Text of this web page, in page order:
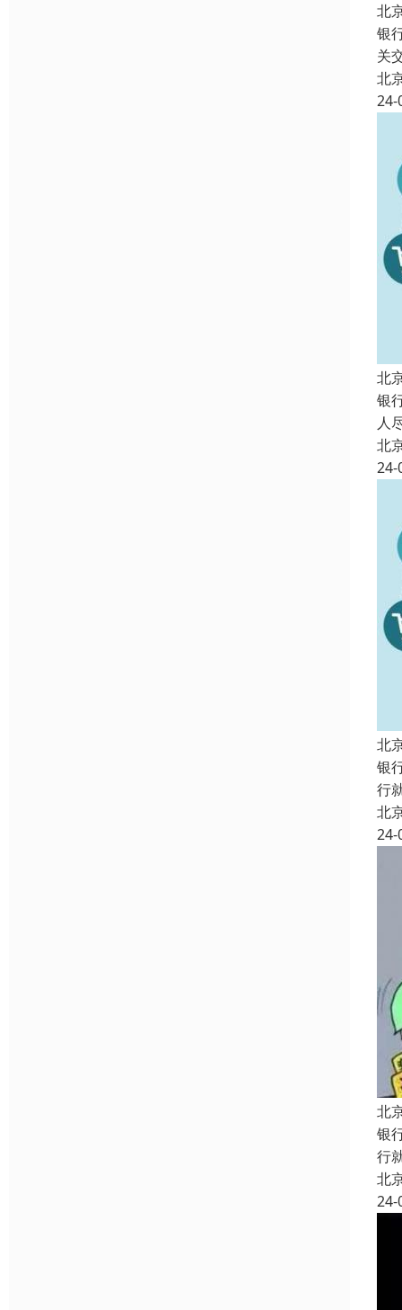
北
银
关
北
24-
北
银
人
北
24-
北
银
行
北
24-
北
银
行
北
24-